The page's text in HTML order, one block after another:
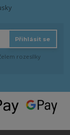
Přihlásit se
rozesílky